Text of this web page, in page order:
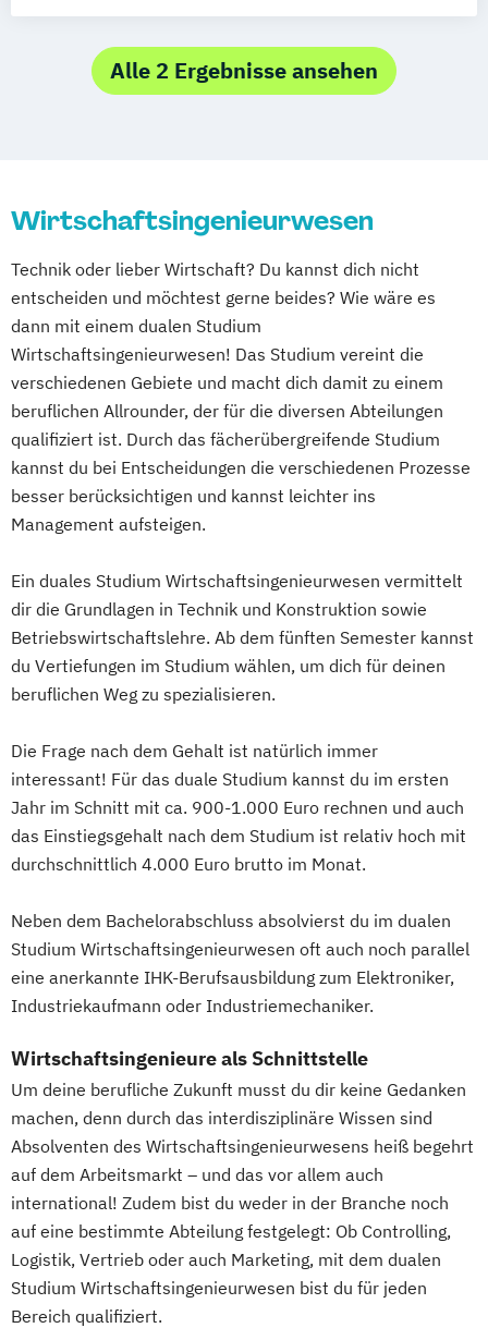
Horb am Neckar
Advanced Practice in Healthcare – Health
Professional Education
Business Management (versch.
Digital Business Management
Digitalisierung in der Sozialen Arbeit
Entrepreneurship
Executive Engineering
Finance
General Business Management
Governance Sozialer Arbeit Informatik
Integrated Engineering Intensive Care
Marketing Maschinenbau
Master of Business Administration
Personalmanagement und
Wirtschaftspsychologie
Planung und Koordination in der Sozialen
Arbeit
Rechnungswesen Steuern Wirtschaftsrecht
Sales and Negotiation
Soziale Arbeit in der Migrationsgesellschaft
Supply Chain Management Logistics
Wirtschaftsingenieurwesen
Alle 2 Ergebnisse ansehen
Wirtschaftsingenieurwesen
Technik oder lieber Wirtschaft? Du kannst dich nicht
entscheiden und möchtest gerne beides? Wie wäre es
dann mit einem dualen Studium
Wirtschaftsingenieurwesen! Das Studium vereint die
verschiedenen Gebiete und macht dich damit zu einem
beruflichen Allrounder, der für die diversen Abteilungen
qualifiziert ist. Durch das fächerübergreifende Studium
kannst du bei Entscheidungen die verschiedenen Prozesse
besser berücksichtigen und kannst leichter ins
Management aufsteigen.
Ein duales Studium Wirtschaftsingenieurwesen vermittelt
dir die Grundlagen in Technik und Konstruktion sowie
Betriebswirtschaftslehre. Ab dem fünften Semester kannst
du Vertiefungen im Studium wählen, um dich für deinen
beruflichen Weg zu spezialisieren.
Die Frage nach dem Gehalt ist natürlich immer
interessant! Für das duale Studium kannst du im ersten
Jahr im Schnitt mit ca. 900-1.000 Euro rechnen und auch
das Einstiegsgehalt nach dem Studium ist relativ hoch mit
durchschnittlich 4.000 Euro brutto im Monat.
Neben dem Bachelorabschluss absolvierst du im dualen
Studium Wirtschaftsingenieurwesen oft auch noch parallel
eine anerkannte IHK-Berufsausbildung zum Elektroniker,
Industriekaufmann oder Industriemechaniker.
Wirtschaftsingenieure als Schnittstelle
Um deine berufliche Zukunft musst du dir keine Gedanken
machen, denn durch das interdisziplinäre Wissen sind
Absolventen des Wirtschaftsingenieurwesens heiß begehrt
auf dem Arbeitsmarkt – und das vor allem auch
international! Zudem bist du weder in der Branche noch
auf eine bestimmte Abteilung festgelegt: Ob Controlling,
Logistik, Vertrieb oder auch Marketing, mit dem dualen
Studium Wirtschaftsingenieurwesen bist du für jeden
Bereich qualifiziert.